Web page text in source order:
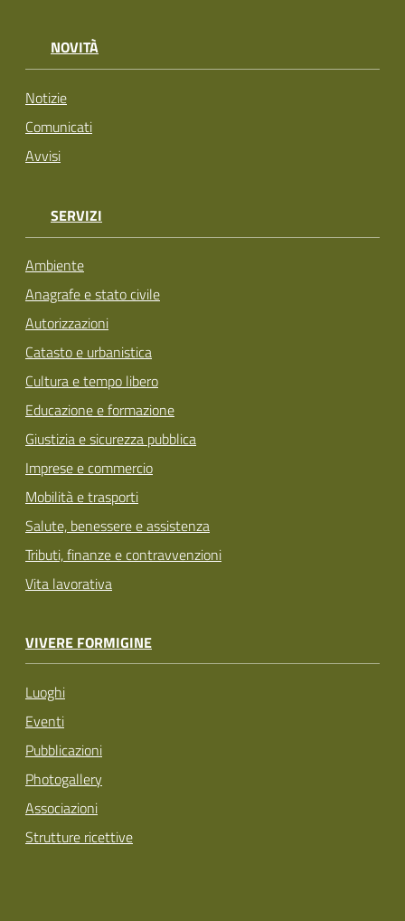
NOVITÀ
Notizie
Comunicati
Avvisi
SERVIZI
Ambiente
Anagrafe e stato civile
Autorizzazioni
Catasto e urbanistica
Cultura e tempo libero
Educazione e formazione
Giustizia e sicurezza pubblica
Imprese e commercio
Mobilità e trasporti
Salute, benessere e assistenza
Tributi, finanze e contravvenzioni
Vita lavorativa
VIVERE FORMIGINE
Luoghi
Eventi
Pubblicazioni
Photogallery
Associazioni
Strutture ricettive